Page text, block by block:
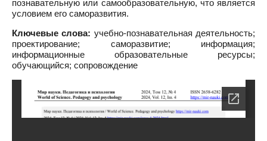
познавательную или самообразовательную, что является
условием его саморазвития.
Ключевые слова: учебно-познавательная деятельность;
проектирование; саморазвитие; информация;
информационные образовательные ресурсы;
обучающийся; сопровождение